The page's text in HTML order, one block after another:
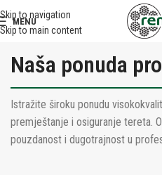
Skip to navigation
Skip to main content
MENU
Naša ponuda
Istražite široku ponudu
premještanje i osiguranje tereta.
pouzdanost i dugotrajnost u